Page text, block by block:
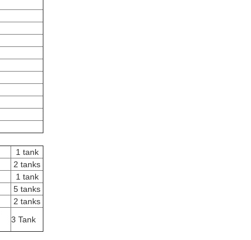
1 tank
2 tanks
1 tank
5 tanks
2 tanks
3 Tank